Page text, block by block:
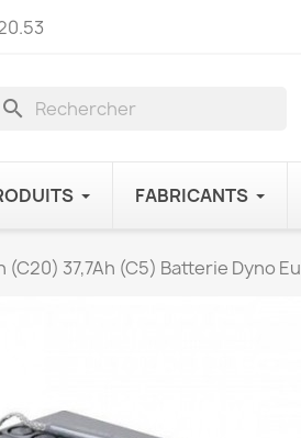
search
FABRICANTS
(C20) 37,7Ah (C5) Batterie Dyno